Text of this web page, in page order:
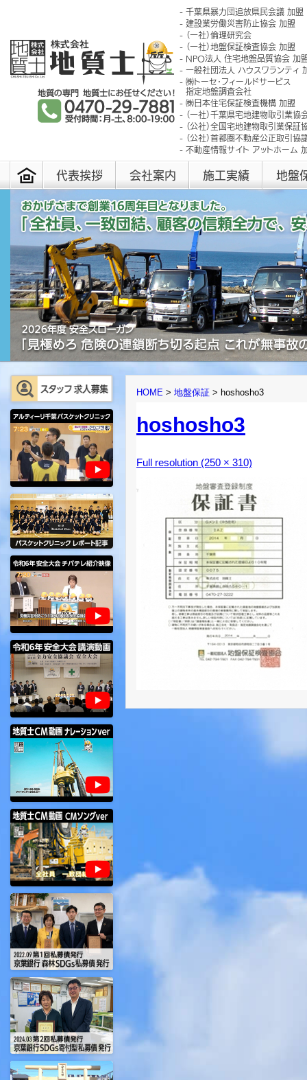
千葉県暴力団追放県民会議 加盟
建設業労働災害防止協会 加盟
（一社）倫理研究会
（一社）地盤保証検査協会 加盟
NPO法人 住宅地盤品質協会 加
一般社団法人 ハウスワランティ
㈱トーセ･フィールドサービス
指定地盤調査会社
㈱日本住宅保証検査機構 加盟
（一社）千葉県宅地建物取引業協
（公社）全国宅地建物取引業保証
（公社）首都圏不動産公正取引協
不動産情報サイト アットホーム
代表挨拶 会社案内 施工実績 地盤
HOME > 地盤保証 > hoshosho3
hoshosho3
Full resolution (250 × 310)